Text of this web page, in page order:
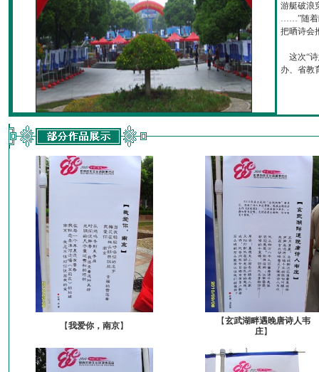
游艇破浪
……”随着
把晒诗会
这次“诗
办、省教
【我爱你，南京】 【玄武湖畔遇晚唐诗人韦
庄】